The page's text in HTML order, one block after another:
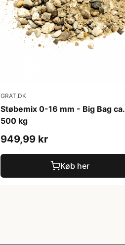
GRAT.DK
Støbemix 0-16 mm - Big Bag ca.
500 kg
949,99 kr
Køb her